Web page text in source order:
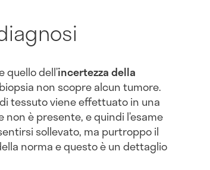
dell’incertezza della
non scopre alcun tumore.
tessuto viene effettuato in una
è presente, e quindi l’esame
sollevato, ma purtroppo il
norma e questo è un dettaglio